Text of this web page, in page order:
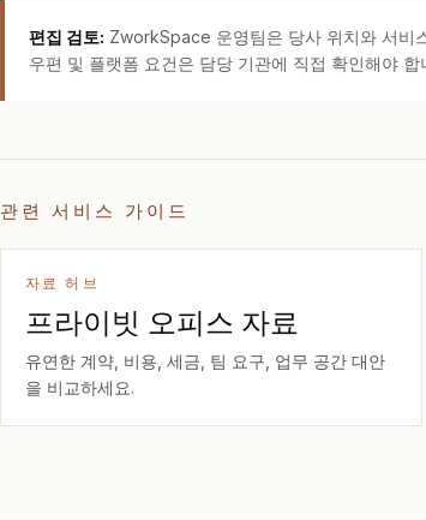
편집 검토: ZworkSpace 운영팀은 당사 위치와 서비
우편 및 플랫폼 요건은 담당 기관에 직접 확인해야 합
관련 서비스 가이드
자료 허브
프라이빗 오피스 자료
유연한 계약, 비용, 세금, 팀 요구, 업무 공간 대안
을 비교하세요.